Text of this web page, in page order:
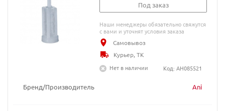
Бренд/Производитель Ani
Под заказ
Наши менеджеры обязательно свяжутся
с вами и уточнят условия заказа
Самовывоз
Курьер, ТК
Нет в наличии
Код: AH085521